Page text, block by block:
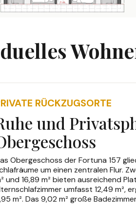
RÜCKZUGSORTE
und
Obergeschoss der Fortuna 157
um einen zentralen Flur.
und 16,89 m² bieten ausreichend
umfasst 12,49 m²,
m². Das 9,02 m² große